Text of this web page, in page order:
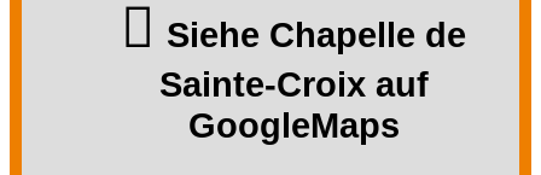
Siehe Chapelle de
Sainte-Croix auf
GoogleMaps